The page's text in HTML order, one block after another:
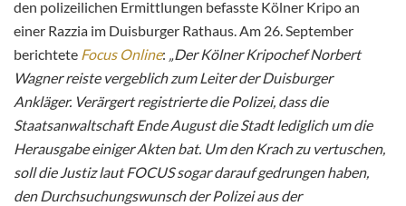
den polizeilichen Ermittlungen befasste Kölner Kripo an
einer Razzia im Duisburger Rathaus. Am 26. September
berichtete Focus Online: „Der Kölner Kripochef Norbert
Wagner reiste vergeblich zum Leiter der Duisburger
Ankläger. Verärgert registrierte die Polizei, dass die
Staatsanwaltschaft Ende August die Stadt lediglich um die
Herausgabe einiger Akten bat. Um den Krach zu vertuschen,
soll die Justiz laut FOCUS sogar darauf gedrungen haben,
den Durchsuchungswunsch der Polizei aus der